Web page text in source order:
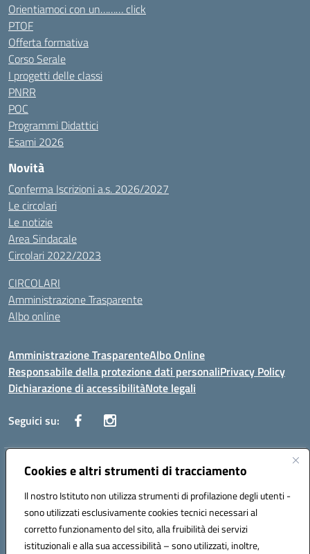
Cookies e altri strumenti di tracciamento
Il nostro Istituto non utilizza strumenti di profilazione degli utenti -
sono utilizzati esclusivamente cookies tecnici necessari al
corretto funzionamento del sito, alla fruibilità dei servizi
istituzionali e alla sua accessibilità – sono utilizzati, inoltre,
Orientiamoci con un……… click
PTOF
Offerta formativa
Corso Serale
I progetti delle classi
PNRR
POC
Programmi Didattici
Esami 2026
Novità
Conferma Iscrizioni a.s. 2026/2027
Le circolari
Le notizie
Area Sindacale
Circolari 2022/2023
CIRCOLARI
Amministrazione Trasparente
Albo online
Amministrazione TrasparenteAlbo Online
Responsabile della protezione dati personaliPrivacy Policy
Dichiarazione di accessibilitàNote legali
Seguici su:
Indirizzo:Corso Vittorio Emanuele, 27 90133 - Palermo
Posta elettronica certificata (PEC):pais03600r@pec.istruzione.it
Codice fiscale: 97308550827
Codice meccanografico: PAIS03600R